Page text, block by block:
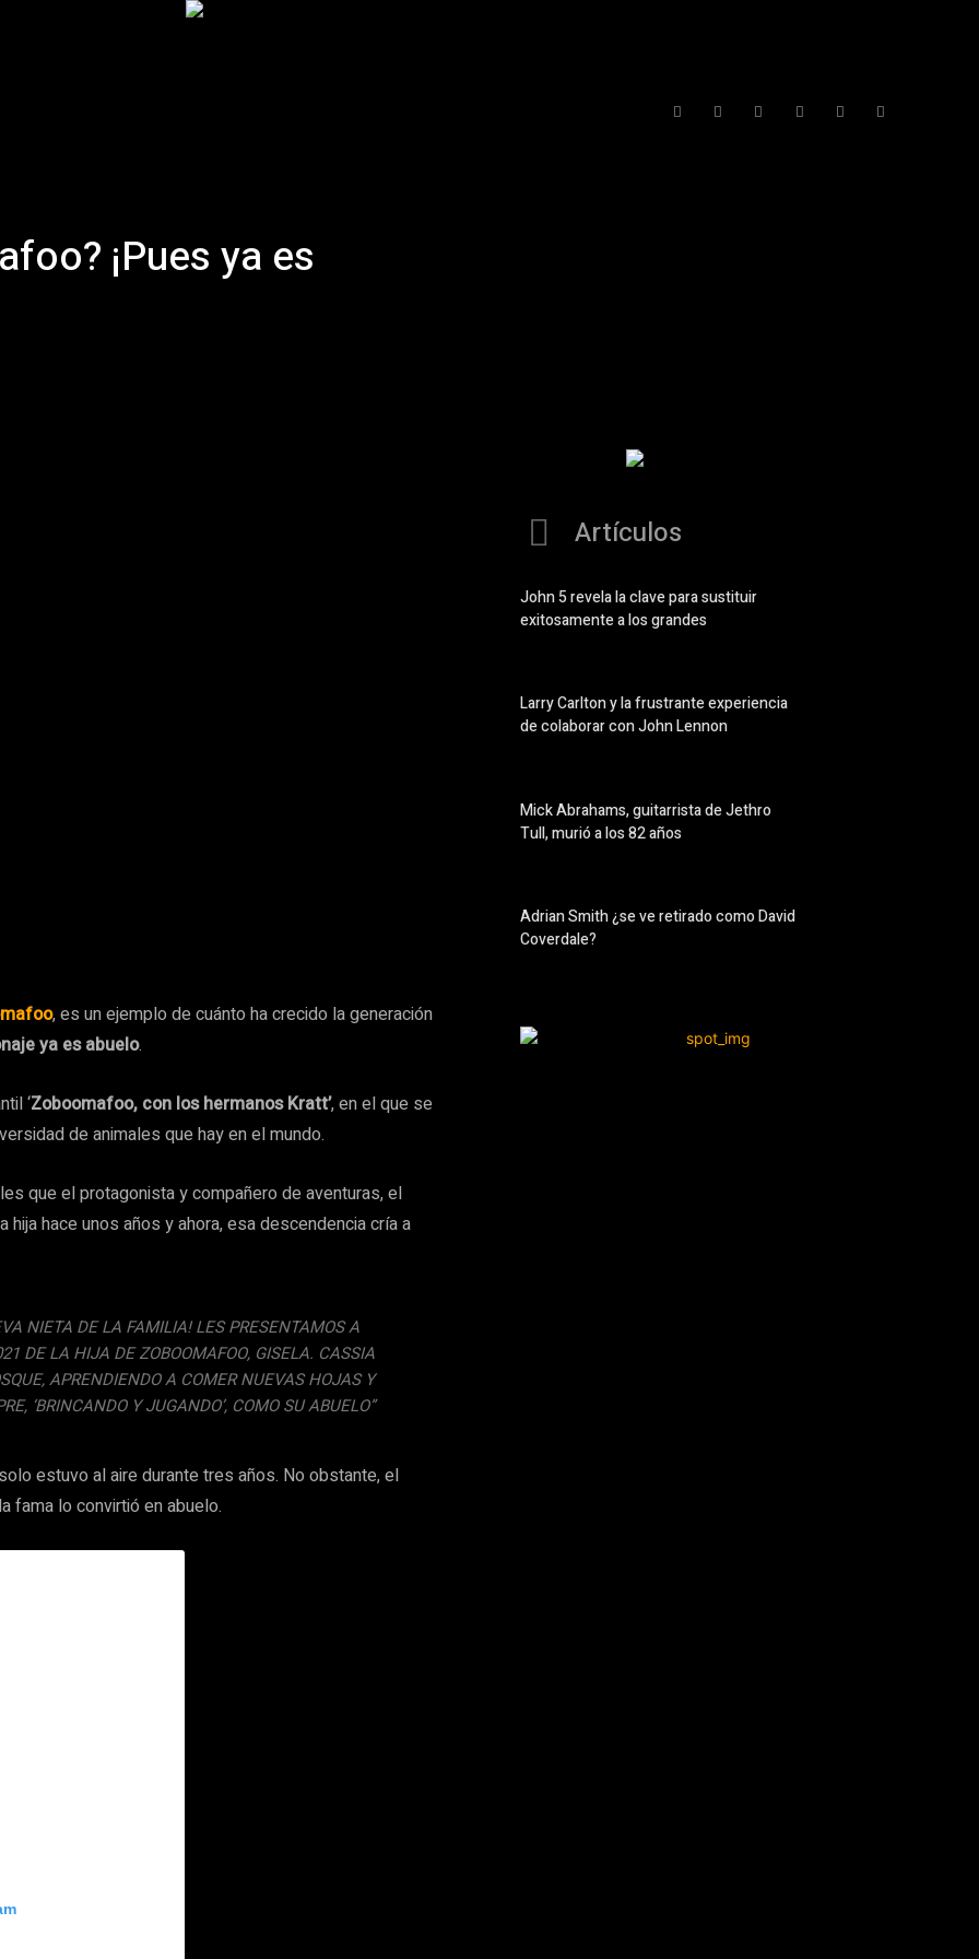
¡Pues ya es
, es un ejemplo de cuánto ha crecido la generación
ya es abuelo.
‘Zoboomafoo, con los hermanos Kratt’, en el que se
de animales que hay en el mundo.
que el protagonista y compañero de aventuras, el
hija hace unos años y ahora, esa descendencia cría a
NIETA DE LA FAMILIA! LES PRESENTAMOS A
DE LA HIJA DE ZOBOOMAFOO, GISELA. CASSIA
APRENDIENDO A COMER NUEVAS HOJAS Y
‘BRINCANDO Y JUGANDO’, COMO SU ABUELO”
estuvo al aire durante tres años. No obstante, el
fama lo convirtió en abuelo.
Artículos
John 5 revela la clave para sustituir
exitosamente a los grandes
Larry Carlton y la frustrante experiencia
de colaborar con John Lennon
Mick Abrahams, guitarrista de Jethro
Tull, murió a los 82 años
Adrian Smith ¿se ve retirado como David
Coverdale?